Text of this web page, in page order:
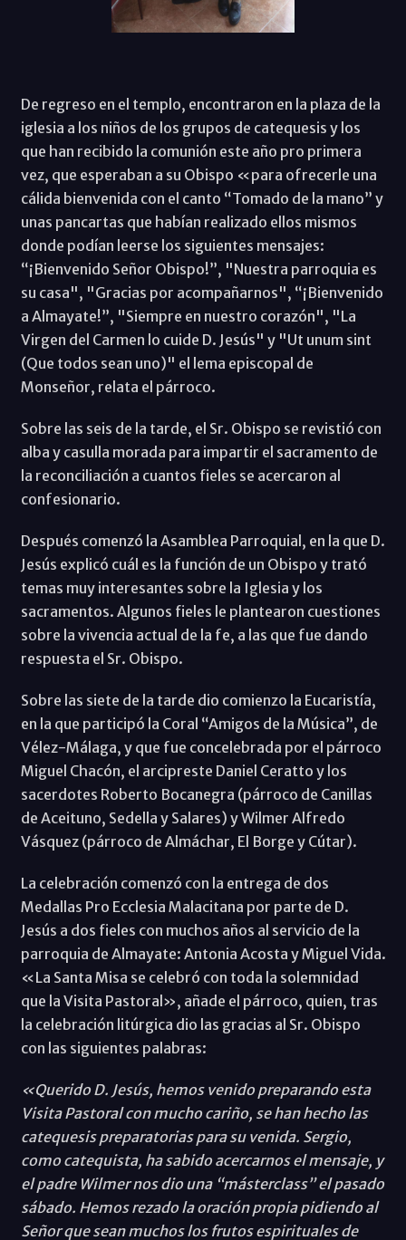
De regreso en el templo, encontraron en la plaza de la
iglesia a los niños de los grupos de catequesis y los
que han recibido la comunión este año pro primera
vez, que esperaban a su Obispo «para ofrecerle una
cálida bienvenida con el canto “Tomado de la mano” y
unas pancartas que habían realizado ellos mismos
donde podían leerse los siguientes mensajes:
“¡Bienvenido Señor Obispo!”, "Nuestra parroquia es
su casa", "Gracias por acompañarnos", “¡Bienvenido
a Almayate!”, "Siempre en nuestro corazón", "La
Virgen del Carmen lo cuide D. Jesús" y "Ut unum sint
(Que todos sean uno)" el lema episcopal de
Monseñor, relata el párroco.
Sobre las seis de la tarde, el Sr. Obispo se revistió con
alba y casulla morada para impartir el sacramento de
la reconciliación a cuantos fieles se acercaron al
confesionario.
Después comenzó la Asamblea Parroquial, en la que D.
Jesús explicó cuál es la función de un Obispo y trató
temas muy interesantes sobre la Iglesia y los
sacramentos. Algunos fieles le plantearon cuestiones
sobre la vivencia actual de la fe, a las que fue dando
respuesta el Sr. Obispo.
Sobre las siete de la tarde dio comienzo la Eucaristía,
en la que participó la Coral “Amigos de la Música”, de
Vélez-Málaga, y que fue concelebrada por el párroco
Miguel Chacón, el arcipreste Daniel Ceratto y los
sacerdotes Roberto Bocanegra (párroco de Canillas
de Aceituno, Sedella y Salares) y Wilmer Alfredo
Vásquez (párroco de Almáchar, El Borge y Cútar).
La celebración comenzó con la entrega de dos
Medallas Pro Ecclesia Malacitana por parte de D.
Jesús a dos fieles con muchos años al servicio de la
parroquia de Almayate: Antonia Acosta y Miguel Vida.
«La Santa Misa se celebró con toda la solemnidad
que la Visita Pastoral», añade el párroco, quien, tras
la celebración litúrgica dio las gracias al Sr. Obispo
con las siguientes palabras:
«Querido D. Jesús, hemos venido preparando esta
Visita Pastoral con mucho cariño, se han hecho las
catequesis preparatorias para su venida. Sergio,
como catequista, ha sabido acercarnos el mensaje, y
el padre Wilmer nos dio una “másterclass” el pasado
sábado. Hemos rezado la oración propia pidiendo al
Señor que sean muchos los frutos espirituales de